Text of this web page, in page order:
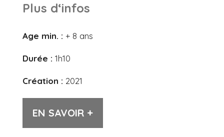
Plus d‘infos
Age min. : + 8 ans
Durée : 1h10
Création : 2021
EN SAVOIR +